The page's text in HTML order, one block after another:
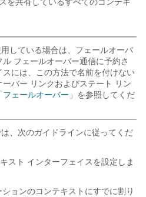
している場合は、フェールオーバ
フェールオーバー通信に予約さ
には、この方法で名前を付けない
バー リンクおよびステート リン
「フェールオーバー」 を参照してくだ
、次のガイドラインに従ってくだ
スト インターフェイスを設定しま
ョンのコンテキストにすでに割り